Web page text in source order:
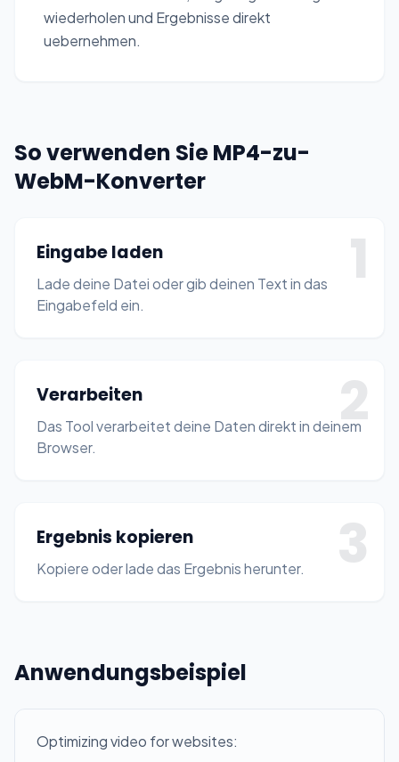
wiederholen und Ergebnisse direkt
uebernehmen.
So verwenden Sie MP4-zu-
WebM-Konverter
1
Eingabe laden
Lade deine Datei oder gib deinen Text in das
Eingabefeld ein.
2
Verarbeiten
Das Tool verarbeitet deine Daten direkt in deinem
Browser.
3
Ergebnis kopieren
Kopiere oder lade das Ergebnis herunter.
Anwendungsbeispiel
Optimizing video for websites: